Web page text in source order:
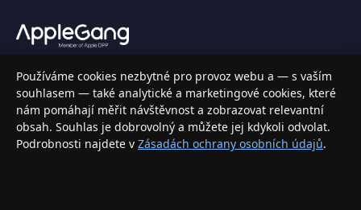
Váš specializovaný obchod s Apple produkty, příslušenstvím a
elektronikou. Nakupujte bezpečně a s jistotou.
INFORMACE
Doprava a doručení
Používáme cookies nezbytné pro provoz webu a — s vaším
souhlasem — také analytické a marketingové cookies, které
nám pomáhají měřit návštěvnost a zobrazovat relevantní
obsah. Souhlas je dobrovolný a můžete jej kdykoli odvolat.
Podrobnosti najdete v Zásadách ochrany osobních údajů.